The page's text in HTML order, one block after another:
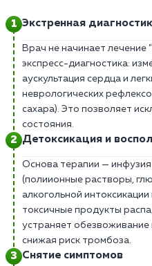
Экстренная
Врач не начинает лечение
экспресс-диагностика:
аускультация сердца и
неврологических
сахара). Это позволяет
состояния.
Детоксикация и
Основа терапии —
(полиионные растворы,
алкогольной
токсичные продукты
устраняет
снижая риск тромбоза.
Снятие симптомов